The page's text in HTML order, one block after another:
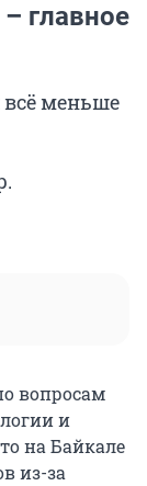
главное
всё меньше
вопросам
и
на Байкале
из-за